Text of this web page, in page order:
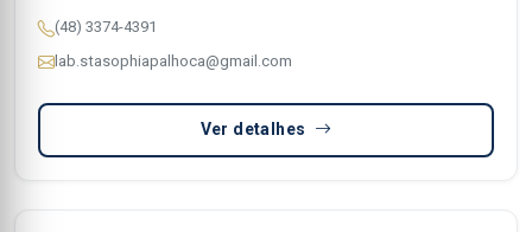
(48) 3374-4391
lab.stasophiapalhoca@gmail.com
Ver detalhes